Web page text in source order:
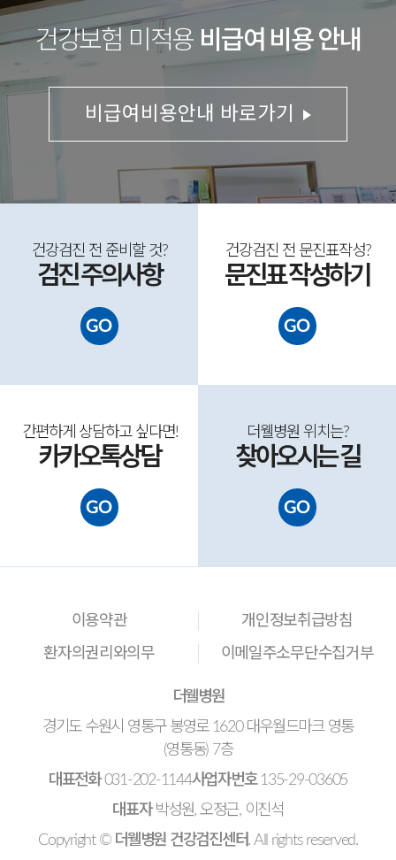
건강보험 미적용 비급여 비용 안내
비급여비용안내 바로가기
건강검진 전 준비할 것?
검진 주의사항
GO
건강검진 전 문진표작성?
문진표 작성하기
GO
간편하게 상담하고 싶다면!
카카오톡상담
GO
더웰병원 위치는?
찾아오시는 길
GO
이용약관 개인정보취급방침
환자의권리와의무 이메일주소무단수집거부
더웰병원
경기도 수원시 영통구 봉영로 1620 대우월드마크 영통
(영통동) 7층
대표전화031-202-1144사업자번호135-29-03605
대표자박성원, 오정근, 이진석
Copyright © 더웰병원 건강검진센터. All rights reserved.